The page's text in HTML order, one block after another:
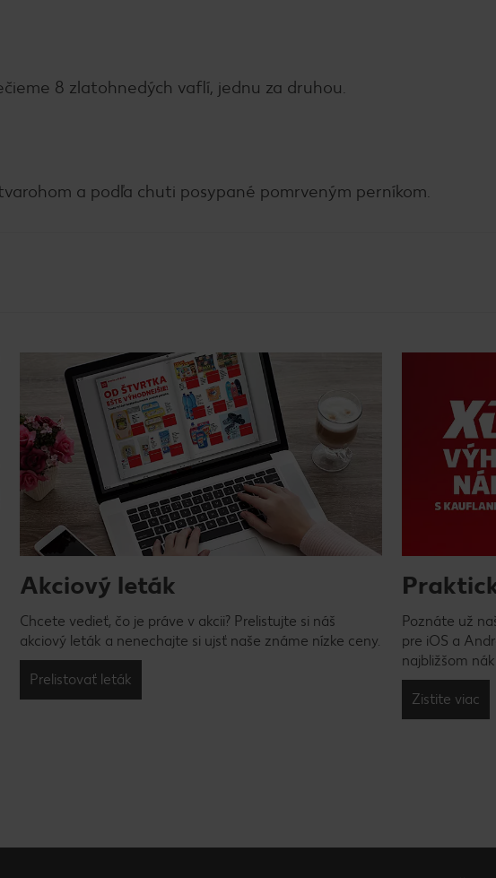
8 zlatohnedých vaflí, jednu za druhou.
a podľa chuti posypané pomrveným perníkom.
Akciový leták
Chcete vedieť, čo je práve v akcii? Prelistujte si náš
akciový leták a nenechajte si ujsť naše známe nízke ceny.
Prelistovať leták
Poznáte už
pre iOS a
najbližšom
Zistite viac